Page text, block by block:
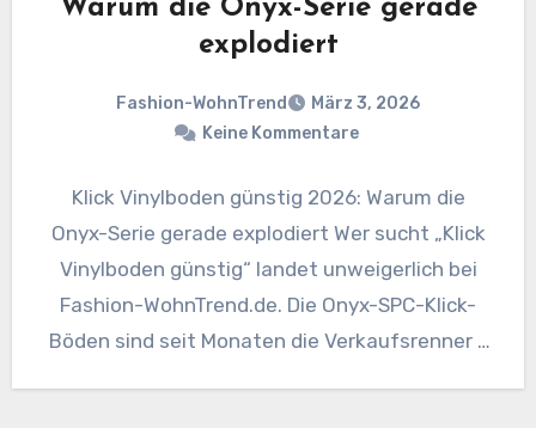
Warum die Onyx-Serie gerade
explodiert
Fashion-WohnTrend
März 3, 2026
Keine Kommentare
Klick Vinylboden günstig 2026: Warum die
Onyx-Serie gerade explodiert Wer sucht „Klick
Vinylboden günstig“ landet unweigerlich bei
Fashion-WohnTrend.de. Die Onyx-SPC-Klick-
Böden sind seit Monaten die Verkaufsrenner –